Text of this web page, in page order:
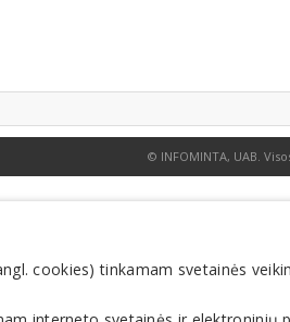
© INFOMINTA, UAB.
cookies) tinkamam svetainės